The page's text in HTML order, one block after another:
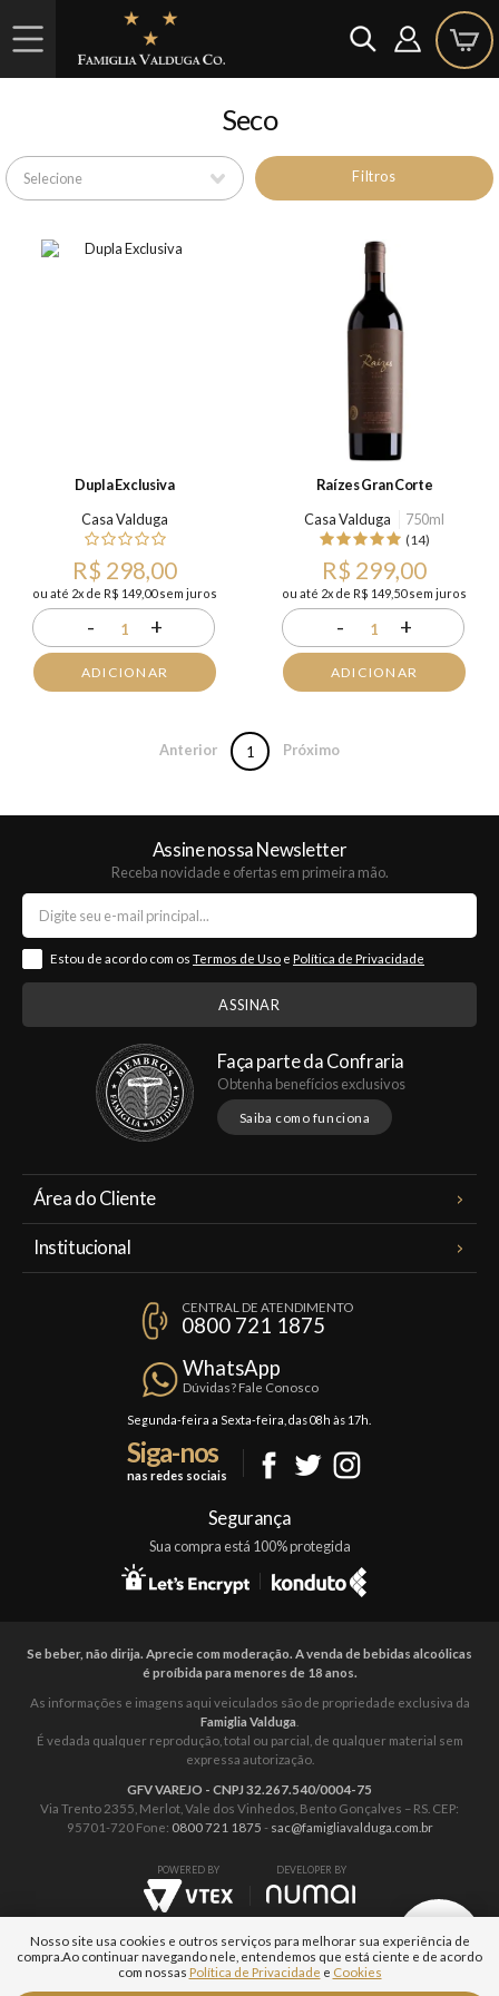
Seco
Filtros
Dupla Exclusiva
Casa Valduga
R$ 298,00
ou até 2x de R$ 149,00 sem juros
- 1 +
ADICIONAR
Raízes Gran Corte
Casa Valduga
750ml
(14)
R$ 299,00
ou até 2x de R$ 149,50 sem juros
- 1 +
ADICIONAR
Anterior 1 Próximo
Assine nossa Newsletter
Receba novidade e ofertas em primeira mão.
Estou de acordo com os Termos de Uso e Política de Privacidade
Faça parte da Confraria
Obtenha benefícios exclusivos
Saiba como funciona
Área do Cliente
Institucional
Política de Privacidade
Trocas e Devoluções
Formas de Pagamento
CENTRAL DE ATENDIMENTO
0800 721 1875
WhatsApp
Dúvidas? Fale Conosco
Segunda-feira a Sexta-feira, das 08h às 17h.
Siga-nos
nas redes sociais
Segurança
Sua compra está 100% protegida
Se beber, não dirija. Aprecie com moderação. A venda de bebidas alcoólicas
é proíbida para menores de 18 anos.
As informações e imagens aqui veiculados são de propriedade exclusiva da
Famiglia Valduga
É vedada qualquer reprodução, total ou parcial, de qualquer material sem
expressa autorização.
GFV VAREJO - CNPJ 32.267.540/0004-75
Via Trento 2355, Merlot, Vale dos Vinhedos, Bento Gonçalves – RS. CEP:
95701-720 Fone: 0800 721 1875 - sac@famigliavalduga.com.br
POWERED BY DEVELOPER BY
Nosso site usa cookies e outros serviços para melhorar sua experiência de
compra. Ao continuar navegando nele, entendemos que está ciente e de acordo
com nossas Política de Privacidade e Cookies